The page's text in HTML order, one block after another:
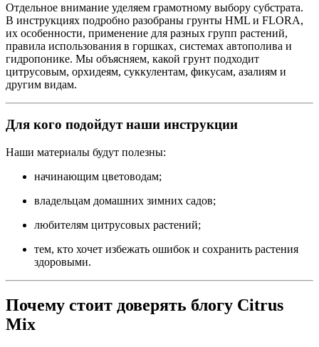
Отдельное внимание уделяем грамотному выбору субстрата.
В инструкциях подробно разобраны грунты HML и FLORA,
их особенности, применение для разных групп растений,
правила использования в горшках, системах автополива и
гидропонике. Мы объясняем, какой грунт подходит
цитрусовым, орхидеям, суккулентам, фикусам, азалиям и
другим видам.
Для кого подойдут наши инструкции
Наши материалы будут полезны:
начинающим цветоводам;
владельцам домашних зимних садов;
любителям цитрусовых растений;
тем, кто хочет избежать ошибок и сохранить растения
здоровыми.
Почему стоит доверять блогу Citrus
Mix